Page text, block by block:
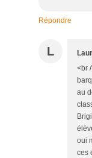
Répondre
L
<br
au
oui
ces